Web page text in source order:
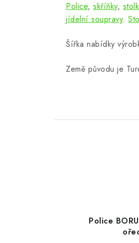
Police, skříňky,
jídelní soupravy.
Šířka nabídky
Země původu je
Police